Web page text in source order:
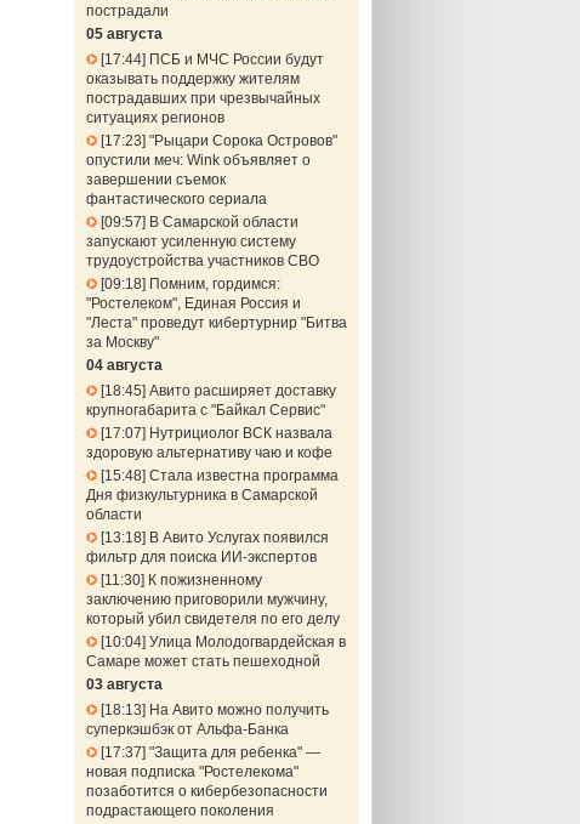
пострадали
05 августа
17:44 ПСБ и МЧС России будут
оказывать поддержку жителям
пострадавших при чрезвычайных
ситуациях регионов
17:23 "Рыцари Сорока Островов"
опустили меч: Wink объявляет о
завершении съемок
фантастического сериала
09:57
В Самарской области
запускают усиленную систему
трудоустройства участников СВО
09:18 Помним, гордимся:
"Ростелеком", Единая Россия и
"Леста" проведут кибертурнир "Битва
за Москву"
04 августа
18:45 Авито расширяет доставку
крупногабарита с "Байкал Сервис"
17:07
Нутрициолог ВСК назвала
здоровую альтернативу чаю и кофе
15:48 Стала известна программа
Дня физкультурника в Самарской
области
13:18 В Авито Услугах появился
фильтр для поиска ИИ-экспертов
11:30 К пожизненному
заключению приговорили мужчину,
который убил свидетеля по его делу
10:04 Улица Молодогвардейская в
Самаре может стать пешеходной
03 августа
18:13
На Авито можно получить
суперкэшбэк от Альфа-Банка
17:37 "Защита для ребенка" —
новая подписка "Ростелекома"
позаботится о кибербезопасности
подрастающего поколения